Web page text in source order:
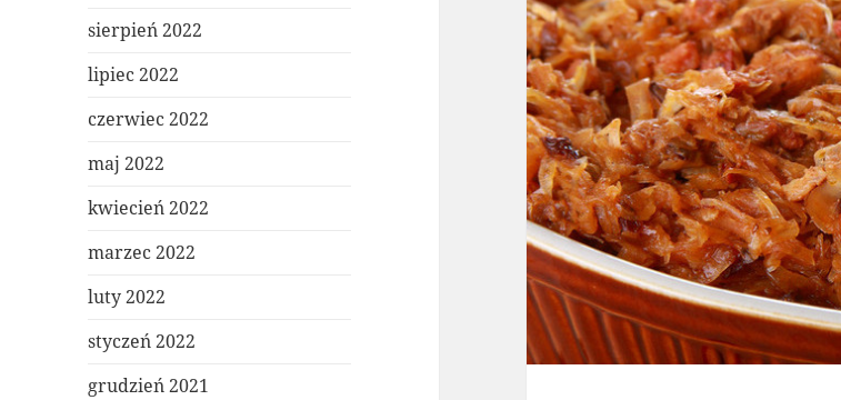
sierpień 2022
lipiec 2022
czerwiec 2022
maj 2022
kwiecień 2022
marzec 2022
luty 2022
styczeń 2022
grudzień 2021